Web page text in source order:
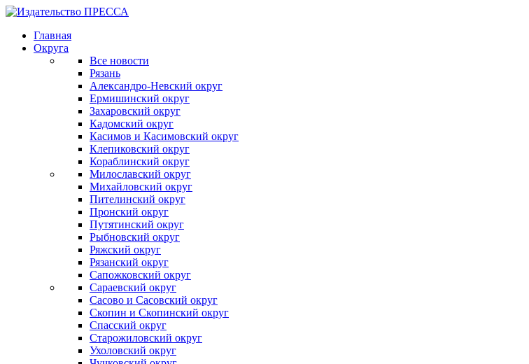
Главная
Округа
Все новости
Рязань
Александро-Невский округ
Ермишинский округ
Захаровский округ
Кадомский округ
Касимов и Касимовский округ
Клепиковский округ
Кораблинский округ
Милославский округ
Михайловский округ
Пителинский округ
Пронский округ
Путятинский округ
Рыбновский округ
Ряжский округ
Рязанский округ
Сапожковский округ
Сараевский округ
Сасово и Сасовский округ
Скопин и Скопинский округ
Спасский округ
Старожиловский округ
Ухоловский округ